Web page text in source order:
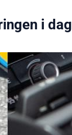
i dag